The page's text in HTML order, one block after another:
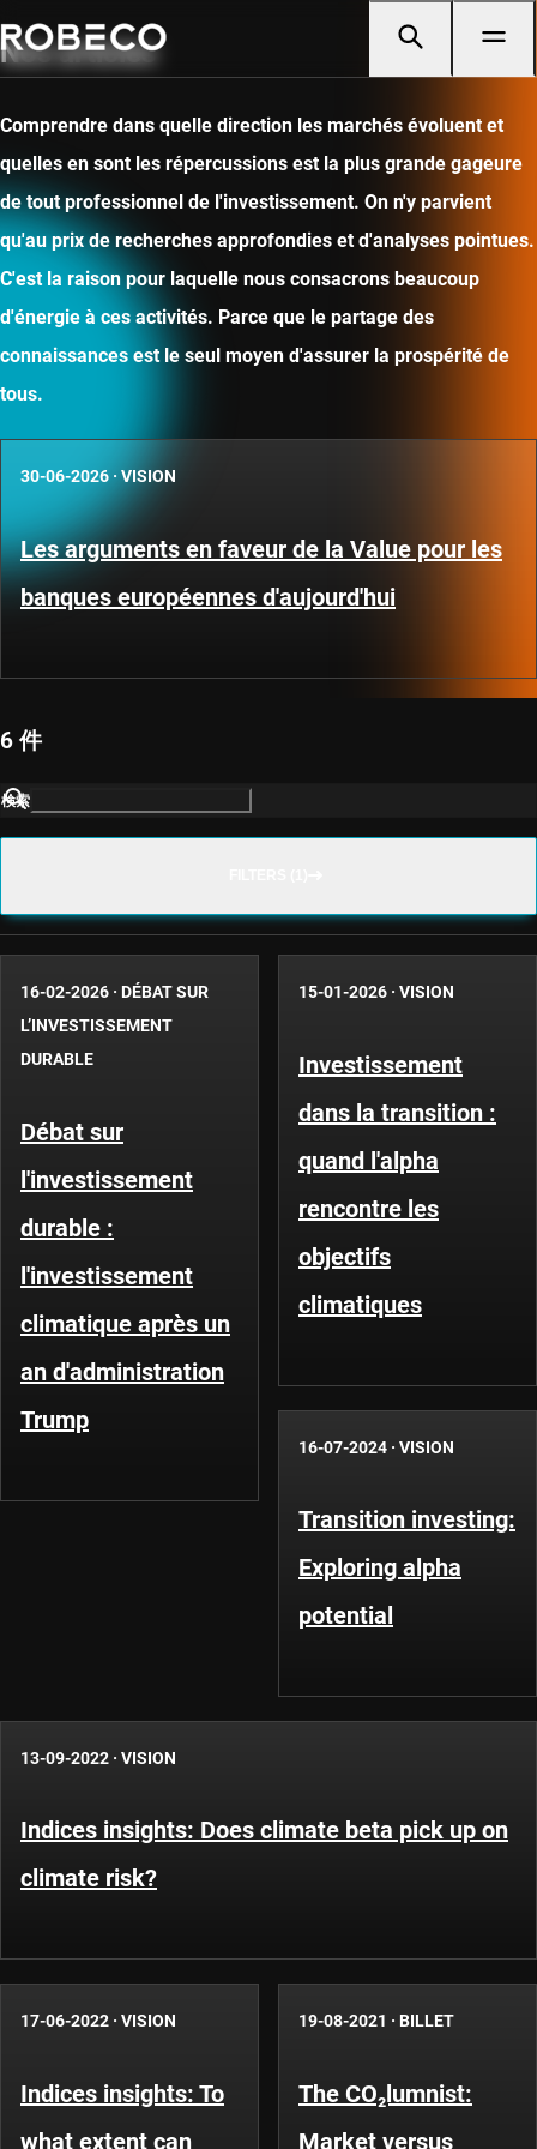
Nos articles
Comprendre dans quelle direction les marchés évoluent et
quelles en sont les répercussions est la plus grande gageure
de tout professionnel de l'investissement. On n'y parvient
qu'au prix de recherches approfondies et d'analyses pointues.
C'est la raison pour laquelle nous consacrons beaucoup
d'énergie à ces activités. Parce que le partage des
connaissances est le seul moyen d'assurer la prospérité de
tous.
30-06-2026 · VISION
Les arguments en faveur de la Value pour les
banques européennes d'aujourd'hui
6 件
検索
16-02-2026 · DÉBAT SUR
L’INVESTISSEMENT
DURABLE
Débat sur
l'investissement
durable :
l'investissement
climatique après un
an d'administration
Trump
15-01-2026 · VISION
Investissement
dans la transition :
quand l'alpha
rencontre les
objectifs
climatiques
16-07-2024 · VISION
Transition investing:
Exploring alpha
potential
13-09-2022 · VISION
Indices insights: Does climate beta pick up on
climate risk?
17-06-2022 · VISION
Indices insights: To
what extent can
19-08-2021 · BILLET
The CO₂lumnist:
Market versus